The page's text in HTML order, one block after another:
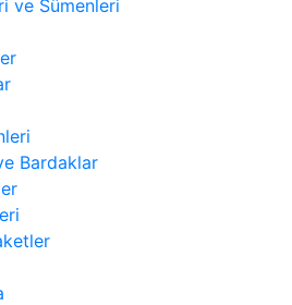
ve Sümenleri
Bardaklar